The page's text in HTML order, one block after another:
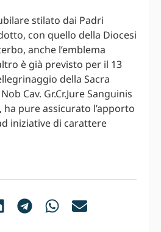
stilato dai Padri
con quello della Diocesi
anche l’emblema
è già previsto per il 13
della Sacra
Cav. Gr.Cr.Jure Sanguinis
ha pure assicurato l’apporto
iniziative di carattere